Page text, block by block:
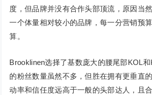
度，但品牌并没有合作头部顶流，原因当
一个体量相对较小的品牌，每一分营销预
算。
Brooklinen选择了基数庞大的腰尾部KOL
的粉丝数量虽然不多，但胜在拥有更垂直
动率和信任度远高于一般的头部达人，且